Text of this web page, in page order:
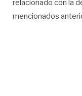
relacionado con la
mencionados